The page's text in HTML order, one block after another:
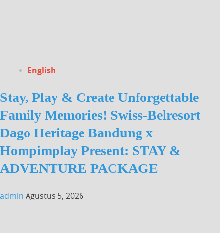
English
Stay, Play & Create Unforgettable
Family Memories! Swiss-Belresort
Dago Heritage Bandung x
Hompimplay Present: STAY &
ADVENTURE PACKAGE
admin Agustus 5, 2026